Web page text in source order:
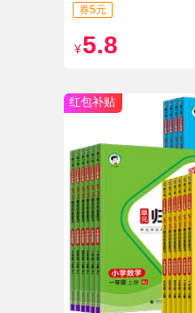
记券5元
¥ 5.8
红包补贴